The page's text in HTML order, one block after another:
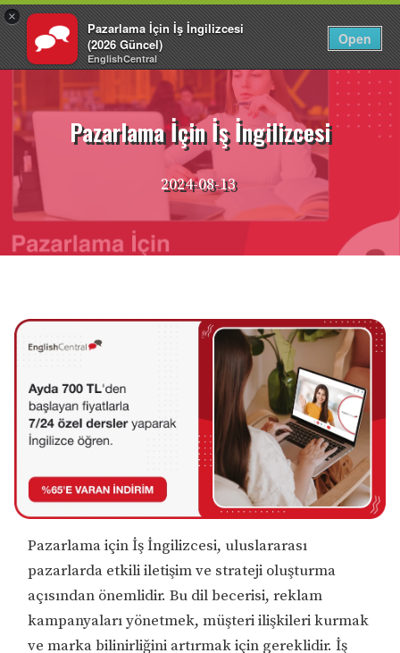
×
Pazarlama İçin İş İngilizcesi
(2026 Güncel)
EnglishCentral
Open
Giriş Yap TR
İçeriğe
Pazarlama İçin İş İngilizcesi
2024-08-13
Pazarlama için İş İngilizcesi, uluslararası
pazarlarda etkili iletişim ve strateji oluşturma
açısından önemlidir. Bu dil becerisi, reklam
kampanyaları yönetmek, müşteri ilişkileri kurmak
ve marka bilinirliğini artırmak için gereklidir. İş